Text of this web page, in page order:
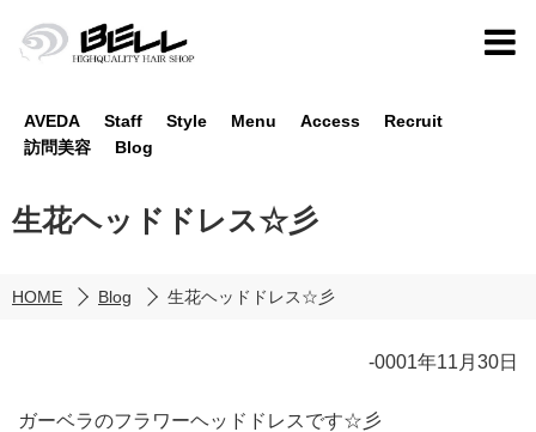
AVEDA Staff Style Menu Access
Recruit
訪問美容
Blog
生花ヘッドドレス☆彡
HOME Blog 生花ヘッドドレス☆彡
-0001年11月30日
ガーベラのフラワーヘッドドレスです☆彡